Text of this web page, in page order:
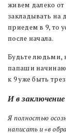
живем далеко от
закладывать на
приедем в 9, то
после начала.
Будьте людьми,
папаши
к 9 уже быть
И в заключение
Я полностью
написать и «в